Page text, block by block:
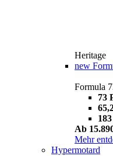
Heritage
new
Formula
73
Ab
Mehr
Hypermotard